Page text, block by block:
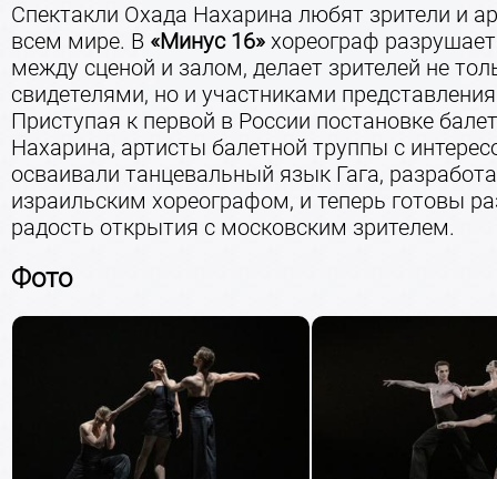
Спектакли Охада Нахарина любят зрители и
всем мире. В «Минус 16» хореограф
между сценой и залом, делает зрителей не
свидетелями, но и участниками
Приступая к первой в России постановке
Нахарина, артисты балетной труппы с
осваивали танцевальный язык Гага,
израильским хореографом, и теперь готовы
радость открытия с московским зрителем.
Фото